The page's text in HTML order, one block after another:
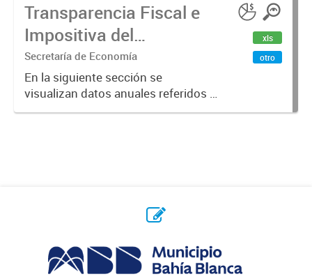
Transparencia Fiscal e
Impositiva del
Municipio. Año 2023
Secretaría de Economía
En la siguiente sección se
visualizan datos anuales referidos a
la transparencia fiscal e impositiva
xls
otro